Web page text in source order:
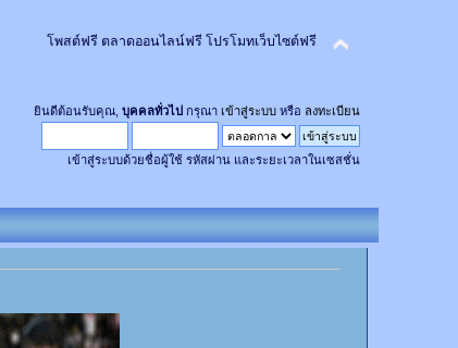
โพสต์ฟรี ตลาดออนไลน์ฟรี โปรโมทเว็บไซต์ฟรี
ยินดีต้อนรับคุณ, บุคคลทั่วไป กรุณา เข้าสู่ระบบหรือ ลงทะเบียน
เข้าสู่ระบบด้วยชื่อผู้ใช้ รหัสผ่าน และระยะเวลาในเซสชั่น